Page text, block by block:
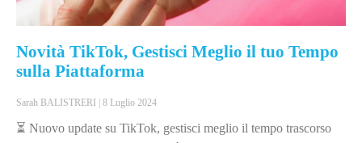
Novità TikTok, Gestisci Meglio il tuo Tempo
sulla Piattaforma
Sarah BALISTRERI 8 Luglio 2024
⏳ Nuovo update su TikTok, gestisci meglio il tempo trascorso